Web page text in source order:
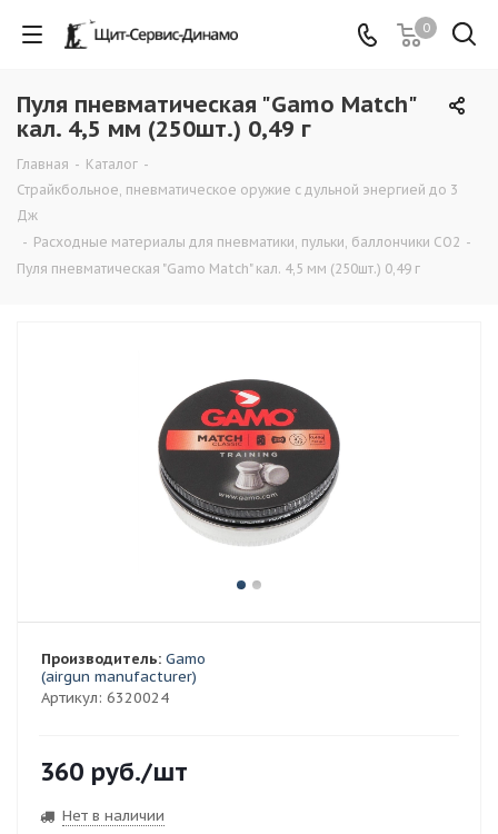
0
Пуля пневматическая "Gamo Match"
кал. 4,5 мм (250шт.) 0,49 г
Главная - Каталог -
Страйкбольное, пневматическое оружие с дульной энергией до 3
Дж
- Расходные материалы для пневматики, пульки, баллончики СО2 -
Пуля пневматическая "Gamo Match" кал. 4,5 мм (250шт.) 0,49 г
Артикул: 6320024
Производитель: Gamo
(airgun manufacturer)
360 руб./шт
Нет в наличии